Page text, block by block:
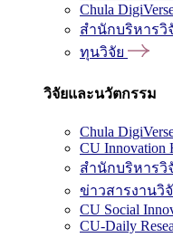
Chula
สำนักบริหารวิ
ทุนวิจัย
วิจัยและนวัตกรรม
Chula
CU Innovation
สำนักบริหารวิ
ข่าวสารงานวิ
CU Social
CU-Daily